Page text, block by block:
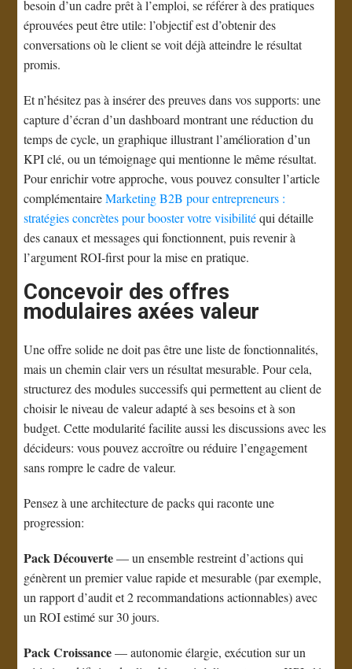
besoin d’un cadre prêt à l’emploi, se référer à des pratiques
éprouvées peut être utile: l’objectif est d’obtenir des
conversations où le client se voit déjà atteindre le résultat
promis.
Et n’hésitez pas à insérer des preuves dans vos supports: une
capture d’écran d’un dashboard montrant une réduction du
temps de cycle, un graphique illustrant l’amélioration d’un
KPI clé, ou un témoignage qui mentionne le même résultat.
Pour enrichir votre approche, vous pouvez consulter l’article
complémentaireMarketing B2B pour entrepreneurs :
stratégies concrètes pour booster votre visibilitéqui détaille
des canaux et messages qui fonctionnent, puis revenir à
l’argument ROI-first pour la mise en pratique.
Concevoir des offres
modulaires axées valeur
Une offre solide ne doit pas être une liste de fonctionnalités,
mais un chemin clair vers un résultat mesurable. Pour cela,
structurez des modules successifs qui permettent au client de
choisir le niveau de valeur adapté à ses besoins et à son
budget. Cette modularité facilite aussi les discussions avec les
décideurs: vous pouvez accroître ou réduire l’engagement
sans rompre le cadre de valeur.
Pensez à une architecture de packs qui raconte une
progression:
Pack Découverte— un ensemble restreint d’actions qui
génèrent un premier value rapide et mesurable (par exemple,
un rapport d’audit et 2 recommandations actionnables) avec
un ROI estimé sur 30 jours.
Pack Croissance— autonomie élargie, exécution sur un